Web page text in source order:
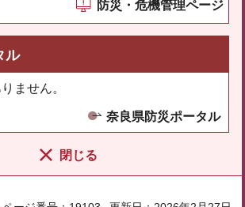
防災・危機管理ページ
ル
ません。
奈良県防災ポータル
閉じる